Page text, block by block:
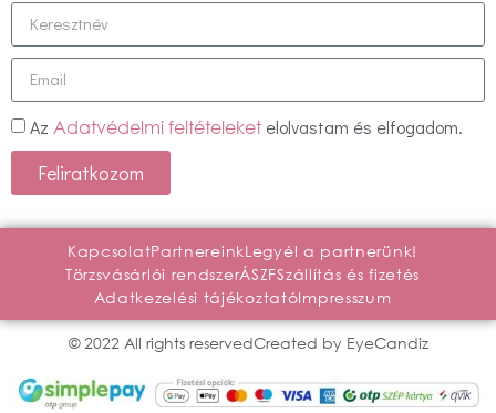
Az Adatvédelmi feltételeket elolvastam és elfogadom.
Feliratkozom
KapcsolatPartnereinkLegyél a partnerünk!
Törzsvásárlói rendszerÁSZFSzállítás és fizetés
Adatkezelési tájékoztatóImpresszum
© 2022 All rights reservedCreated by EyeCandiz